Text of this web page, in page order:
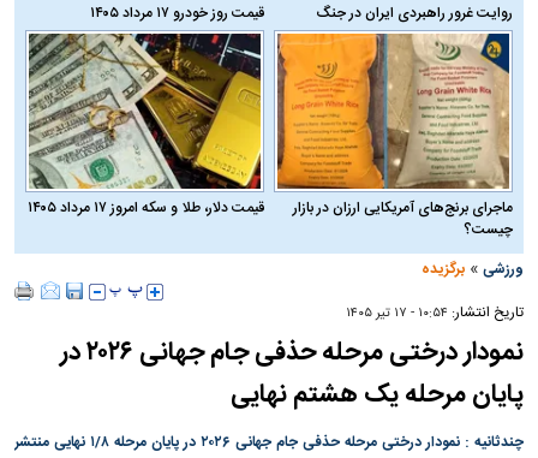
روایت غرور راهبردی ایران در جنگ قیمت روز خودرو ۱۷ مرداد ۱۴۰۵
ماجرای برنج‌های آمریکایی ارزان در بازار
چیست؟
قیمت دلار، طلا و سکه امروز ۱۷ مرداد ۱۴۰۵
ورزشی »برگزیده
تاریخ انتشار: ۱۰:۵۴ - ۱۷ تير ۱۴۰۵
نمودار درختی مرحله حذفی جام جهانی ۲۰۲۶ در
پایان مرحله یک هشتم نهایی
چندثانیه : نمودار درختی مرحله حذفی جام جهانی ۲۰۲۶ در پایان مرحله ۱/۸ نهایی منتشر